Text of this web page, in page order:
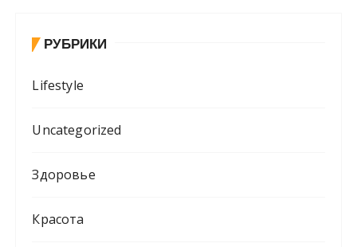
РУБРИКИ
Lifestyle
Uncategorized
Здоровье
Красота